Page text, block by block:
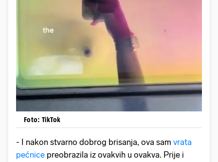
Foto: TikTok
- I nakon stvarno dobrog brisanja, ova sam vrata
pećnice preobrazila iz ovakvih u ovakva. Prije i